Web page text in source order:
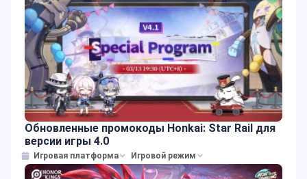
Обновленные промокоды Honkai: Star Rail для
версии игры 4.0
Игровая платформа Игровой режим